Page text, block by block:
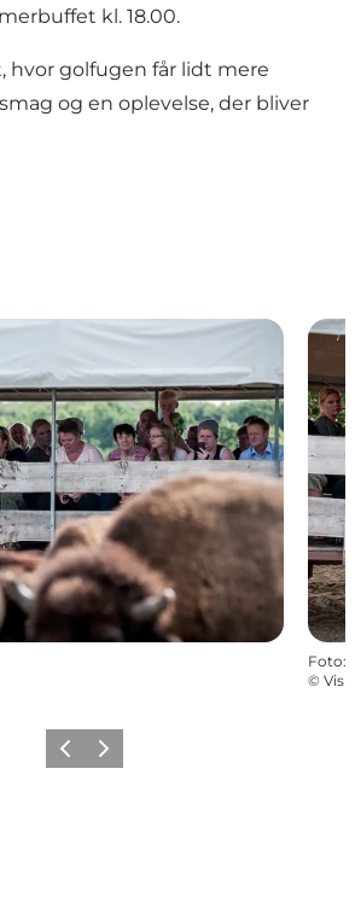
kl. 18.00.
hvor golfugen får lidt mere
og en oplevelse, der bliver
Foto:
©
ForrigeNæste